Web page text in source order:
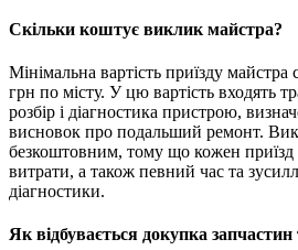
Скільки коштує виклик майстра?
Мінімальна вартість приїзду майстра
грн по місту. У цю вартість входять
розбір і діагностика пристрою,
висновок про подальший ремонт.
безкоштовним, тому що кожен приїзд
витрати, а також певний час та
діагностики.
Як відбувається докупка запчастин